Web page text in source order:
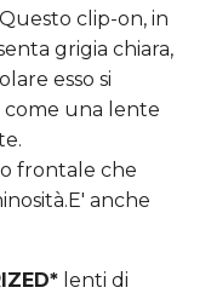
Questo clip-on, in
grigia chiara,
esso si
come una lente
frontale che
anche
lenti di